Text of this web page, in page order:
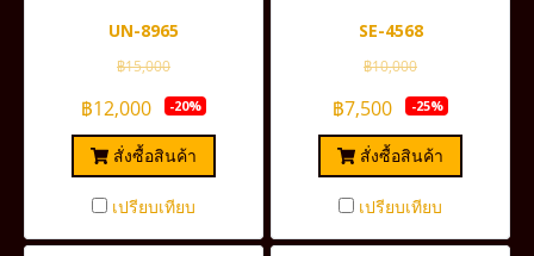
UN-8965
฿15,000
฿12,000 -20%
สั่งซื้อสินค้า
เปรียบเทียบ
SE-4568
฿10,000
฿7,500 -25%
สั่งซื้อสินค้า
เปรียบเทียบ